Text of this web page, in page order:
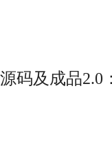
最近公司让我